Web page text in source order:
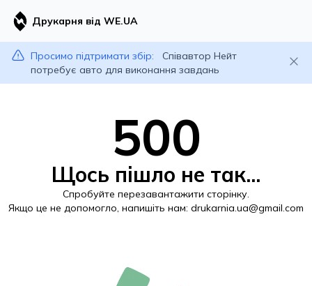
Друкарня від WE.UA
Просимо підтримати збір:
Співавтор Нейт
потребує авто для виконання завдань
500
Щось пішло не так...
Спробуйте перезавантажити сторінку.
Якщо це не допомогло, напишіть нам: drukarnia.ua@gmail.com